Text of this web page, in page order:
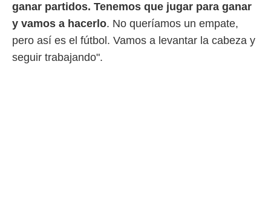
deganar partidos. Tenemos que jugar para ganar
y vamos a hacerlo. No queríamos un empate,
pero así es el fútbol. Vamos a levantar la cabeza y
seguir trabajando".